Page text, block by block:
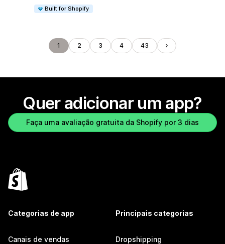
Built for Shopify
1 2 3 4 43
Quer adicionar um app?
Faça uma avaliação gratuita da Shopify por 3 dias
Categorias de app
Canais de vendas
Principais categorias
Dropshipping